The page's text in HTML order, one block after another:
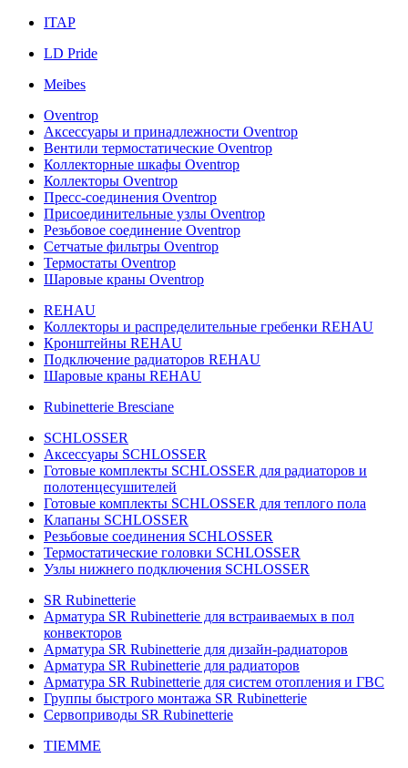
ITAP
LD Pride
Meibes
Oventrop
Аксессуары и принадлежности Oventrop
Вентили термостатические Oventrop
Коллекторные шкафы Oventrop
Коллекторы Oventrop
Пресс-соединения Oventrop
Присоединительные узлы Oventrop
Резьбовое соединение Oventrop
Сетчатые фильтры Oventrop
Термостаты Oventrop
Шаровые краны Oventrop
REHAU
Коллекторы и распределительные гребенки REHAU
Кронштейны REHAU
Подключение радиаторов REHAU
Шаровые краны REHAU
Rubinetterie Bresciane
SCHLOSSER
Аксессуары SCHLOSSER
Готовые комплекты SCHLOSSER для радиаторов и
полотенцесушителей
Готовые комплекты SCHLOSSER для теплого пола
Клапаны SCHLOSSER
Резьбовые соединения SCHLOSSER
Термостатические головки SCHLOSSER
Узлы нижнего подключения SCHLOSSER
SR Rubinetterie
Арматура SR Rubinetterie для встраиваемых в пол
конвекторов
Арматура SR Rubinetterie для дизайн-радиаторов
Арматура SR Rubinetterie для радиаторов
Арматура SR Rubinetterie для систем отопления и ГВС
Группы быстрого монтажа SR Rubinetterie
Сервоприводы SR Rubinetterie
TIEMME